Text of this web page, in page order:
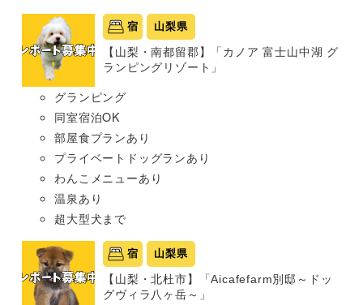
宿 山梨県
【山梨・南都留郡】「カノア 富士山中湖 グ
ランピングリゾート」
グランピング
同室宿泊OK
部屋食プランあり
プライベートドッグランあり
わんこメニューあり
温泉あり
超大型犬まで
宿 山梨県
【山梨・北杜市】「Aicafefarm別邸～ドッ
グヴィラ八ヶ岳～」